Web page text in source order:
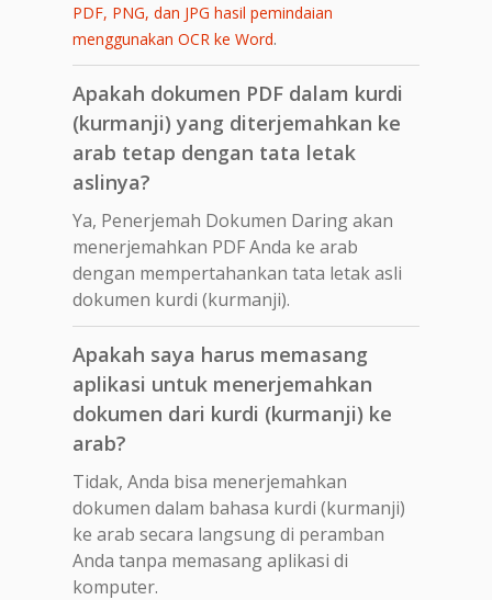
PDF, PNG, dan JPG hasil pemindaian
menggunakan OCR ke Word.
Apakah dokumen PDF dalam kurdi
(kurmanji) yang diterjemahkan ke
arab tetap dengan tata letak
aslinya?
Ya, Penerjemah Dokumen Daring akan
menerjemahkan PDF Anda ke arab
dengan mempertahankan tata letak asli
dokumen kurdi (kurmanji).
Apakah saya harus memasang
aplikasi untuk menerjemahkan
dokumen dari kurdi (kurmanji) ke
arab?
Tidak, Anda bisa menerjemahkan
dokumen dalam bahasa kurdi (kurmanji)
ke arab secara langsung di peramban
Anda tanpa memasang aplikasi di
komputer.